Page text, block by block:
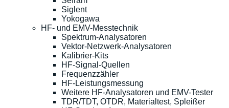
Siglent
Yokogawa
HF- und EMV-Messtechnik
Spektrum-Analysatoren
Vektor-Netzwerk-Analysatoren
Kalibrier-Kits
HF-Signal-Quellen
Frequenzzähler
HF-Leistungsmessung
Weitere HF-Analysatoren und EMV-Tester
TDR/TDT, OTDR, Materialtest, Spleißer